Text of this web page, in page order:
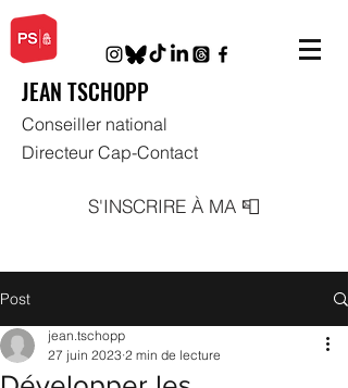
JEAN TSCHOPP
Conseiller national
Directeur Cap-Contact
S'INSCRIRE À MA 📮
Post
jean.tschopp
27 juin 2023 2 min de lecture